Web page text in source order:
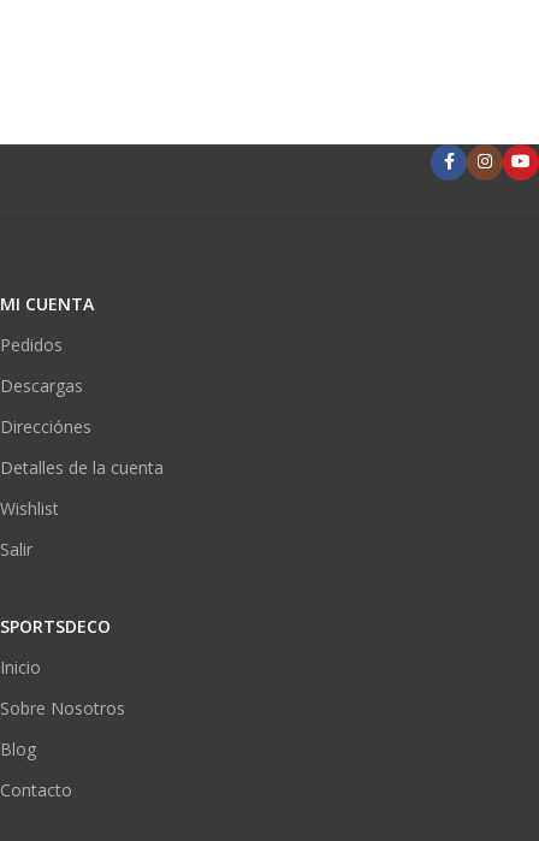
MI CUENTA
Pedidos
Descargas
Direcciónes
Detalles de la cuenta
Wishlist
Salir
SPORTSDECO
Inicio
Sobre Nosotros
Blog
Contacto